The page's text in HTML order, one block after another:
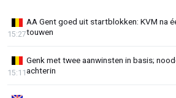
AA Gent goed uit startblokken: KVM na
touwen
15:27
Genk met twee aanwinsten in basis;
achterin
15:11